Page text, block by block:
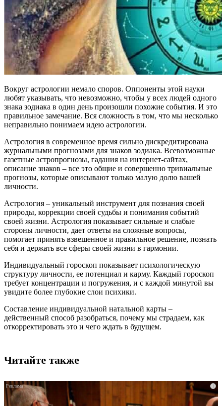
Вокруг астрологии немало споров. Оппоненты этой науки
любят указывать, что невозможно, чтобы у всех людей одного
знака зодиака в один день произошли похожие события. И это
правильное замечание. Вся сложность в том, что мы несколько
неправильно понимаем идею астрологии.
Астрология в современное время сильно дискредитирована
журнальными прогнозами для знаков зодиака. Всевозможные
газетные астропрогнозы, гадания на интернет-сайтах,
описание знаков – все это общие и совершенно тривиальные
прогнозы, которые описывают только малую долю вашей
личности.
Астрология – уникальный инструмент для познания своей
природы, коррекции своей судьбы и понимания событий
своей жизни. Астрология показывает сильные и слабые
стороны личности, дает ответы на сложные вопросы,
помогает принять взвешенное и правильное решение, познать
себя и держать все сферы своей жизни в гармонии.
Индивидуальный гороскоп показывает психологическую
структуру личности, ее потенциал и карму. Каждый гороскоп
требует концентрации и погружения, и с каждой минутой вы
увидите более глубокие слои психики.
Составление индивидуальной натальной карты –
действенный способ разобраться, почему мы страдаем, как
откорректировать это и чего ждать в будущем.
Читайте также
i